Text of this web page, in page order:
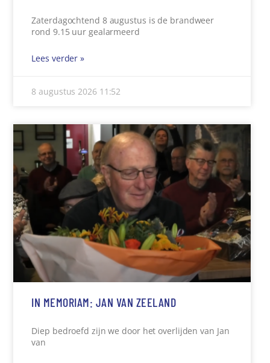
Zaterdagochtend 8 augustus is de brandweer
rond 9.15 uur gealarmeerd
Lees verder »
8 augustus 2026 11:52
IN MEMORIAM: JAN VAN ZEELAND
Diep bedroefd zijn we door het overlijden van Jan
van